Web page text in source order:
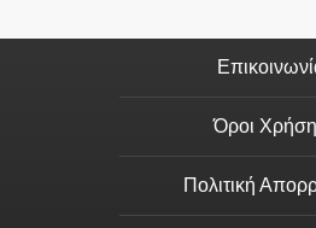
Όροι
Πολιτική